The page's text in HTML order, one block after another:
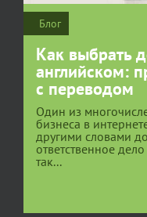
Блог
Как выбрать
английском:
с переводом
Один из
бизнеса в
другими словами
ответственное
так...